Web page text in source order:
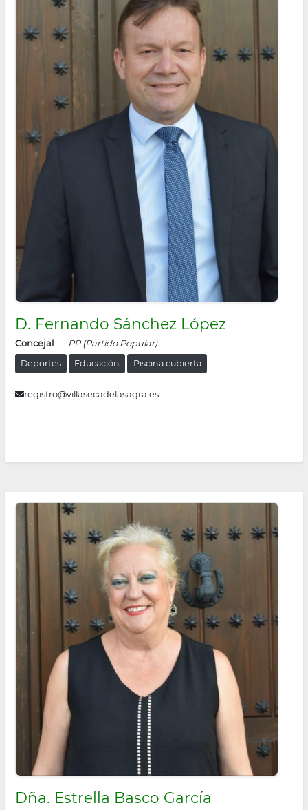
D. Fernando Sánchez López
Concejal PP (Partido Popular)
Deportes Educación Piscina cubierta
registro@villasecadelasagra.es
Dña. Estrella Basco García